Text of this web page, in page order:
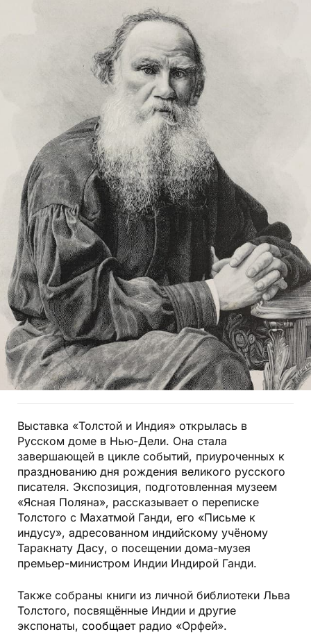
Выставка «Толстой и Индия» открылась в
Русском доме в Нью-Дели. Она стала
завершающей в цикле событий, приуроченных к
празднованию дня рождения великого русского
писателя. Экспозиция, подготовленная музеем
«Ясная Поляна», рассказывает о переписке
Толстого с Махатмой Ганди, его «Письме к
индусу», адресованном индийскому учёному
Таракнату Дасу, о посещении дома-музея
премьер-министром Индии Индирой Ганди.
Также собраны книги из личной библиотеки Льва
Толстого, посвящённые Индии и другие
экспонаты, сообщаетрадио «Орфей».